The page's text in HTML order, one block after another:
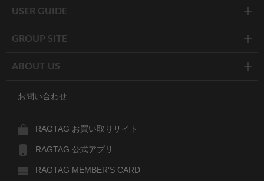
USER GUIDE
GROUP SITE
ABOUT US
お問い合わせ
RAGTAG お買い取りサイト
RAGTAG 公式アプリ
RAGTAG MEMBER'S CARD